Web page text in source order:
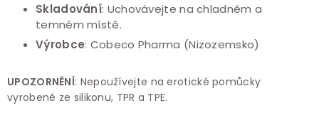
Skladování: Uchovávejte na chladném a
temném místě.
Výrobce: Cobeco Pharma (Nizozemsko)
UPOZORNĚNÍ: Nepoužívejte na erotické pomůcky
vyrobené ze silikonu, TPR a TPE.